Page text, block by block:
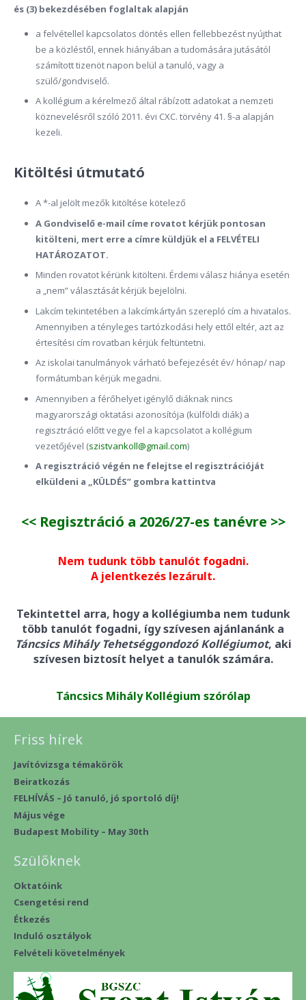
és (3) bekezdésében foglaltak alapján
a felvétellel kapcsolatos döntés ellen fellebbezést nyújthat
be a közléstől, ennek hiányában a tudomására jutásától
számított tizenöt napon belül a tanuló, vagy a
szülő/gondviselő.
A kollégium a kérelmező által rábízott adatokat a nemzeti
köznevelésről szóló 2011. évi CXC. törvény 41. §-a alapján
kezeli.
Kitöltési útmutató
A *-al jelölt mezők kitöltése kötelező
A Gondviselő e-mail címe rovatot kérjük pontosan
kitölteni, mert erre a címre küldjük el a FELVÉTELI
HATÁROZATOT.
Minden rovatot kérünk kitölteni. Érdemi válasz hiánya esetén
a „nem” választását kérjük bejelölni.
Lakcím tekintetében a lakcímkártyán szerepló cím a hivatalos.
Amennyiben a tényleges tartózkodási hely ettől eltér, azt az
értesítési cím rovatban kérjük feltüntetni.
Az iskolai tanulmányok várható befejezését év/ hónap/ nap
formátumban kérjük megadni.
Amennyiben a férőhelyet igénylő diáknak nincs
magyarországi oktatási azonosítója (külföldi diák) a
regisztráció előtt vegye fel a kapcsolatot a kollégium
vezetőjével (szistvankoll@gmail.com)
A regisztráció végén ne felejtse el regisztrációját
elküldeni a „KÜLDÉS” gombra kattintva
<< Regisztráció a 2026/27-es tanévre >>
Nem tudunk több tanulót fogadni.
A jelentkezés lezárult.
Tekintettel arra, hogy a kollégiumba nem tudunk
több tanulót fogadni, így szívesen ajánlanánk a
Táncsics Mihály Tehetséggondozó Kollégiumot, aki
szívesen biztosít helyet a tanulók számára.
Táncsics Mihály Kollégium szórólap
Friss hírek
Javítóvizsga témakörök
Beiratkozás
FELHÍVÁS – Jó tanuló, jó sportoló díj!
Május vége
Budapest Mobility – May 30th
Szülőknek
Oktatóink
Csengetési rend
Étkezés
Induló osztályok
Felvételi követelmények